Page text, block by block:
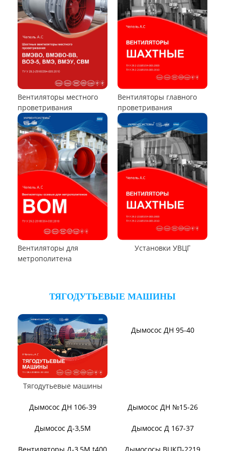
Вентилятор В-Ц6-30 Виброизоляторы ВРВ
Виброизоляторы ДО
ВЕНТИЛЯТОРЫ ОСЕВЫЕ
Вентилятор ВО06-300 Вентилятор В2,3-130
Вентилятор ВО-46-130 Вентилятор ВО
Вентилятор ВОТ Аэратор ПАМ
Вентилятор В06-290-11 Вентилятор В06-298-11
Вентилятор В1,0-260-5
ВЕНТИЛЯТОРЫ ШАХТНЫЕ
Вентиляторы местного
проветривания